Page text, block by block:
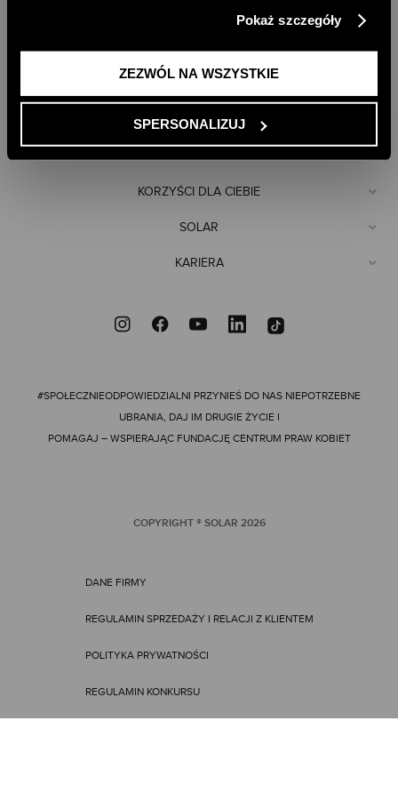
Polityce Prywatności
Pokaż szczegóły
ZEZWÓL NA WSZYSTKIE
SPERSONALIZUJ
SKONTAKTUJ SIĘ
POMOC
KORZYŚCI DLA CIEBIE
SOLAR
KARIERA
#SPOŁECZNIEODPOWIEDZIALNI PRZYNIEŚ DO NAS NIEPOTRZEBNE
UBRANIA, DAJ IM DRUGIE ŻYCIE I
POMAGAJ – WSPIERAJĄC FUNDACJĘ CENTRUM PRAW KOBIET
COPYRIGHT ® SOLAR 2026
DANE FIRMY
REGULAMIN SPRZEDAŻY I RELACJI Z KLIENTEM
POLITYKA PRYWATNOŚCI
REGULAMIN KONKURSU